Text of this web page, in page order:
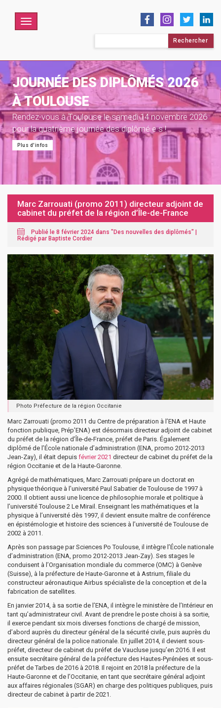
Menu
JOURNÉE DES DIPLÔMÉS 2026
À TOULOUSE
Rendez-vous à Toulouse le samedi 14 novembre 2026
pour la quatrième journée des diplômé·e·s !
Plus d'infos
Marc Zarrouati (promo 2011) directeur adjoint de
cabinet du préfet de la région d’Île-de-France
Publié le 8 février 2024 dans "Des nouvelles des diplômés" |
Rédigé par Baptiste Cordier
Photo Préfecture de la région Occitanie
Marc Zarrouati (promo 2011 du Centre de préparation à l’ENA et Haute
fonction publique, Prép’ENA) est désormais directeur adjoint de cabinet
du préfet de la région d’Île-de-France, préfet de Paris. Également
diplômé de l’École nationale d’administration (ENA, promo 2012-2013
Jean-Zay), il était depuis février 2021 directeur de cabinet du préfet de la
région Occitanie et de la Haute-Garonne.
Agrégé de mathématiques, Marc Zarrouati prépare un doctorat en
physique théorique à l’université Paul Sabatier de Toulouse de 1997 à
2000. Il obtient aussi une licence de philosophie morale et politique à
l’université Toulouse 2 Le Mirail. Enseignant les mathématiques et la
physique à l’université dès 1997, il devient ensuite maître de conférence
en épistémologie et histoire des sciences à l’université de Toulouse de
2002 à 2011.
Après son passage par Sciences Po Toulouse, il intègre l’École nationale
d’administration (ENA, promo 2012-2013 Jean-Zay). Ses stages le
conduisent à l’Organisation mondiale du commerce (OMC) à Genève
(Suisse), à la préfecture de Haute-Garonne et à Astrium, filiale du
constructeur aéronautique Airbus spécialiste de la conception et de la
fabrication de satellites.
En janvier 2014, à sa sortie de l’ENA, il intègre le ministère de l’Intérieur en
tant qu’administrateur civil. Avant de prendre le poste choisi à sa sortie,
il exerce pendant six mois diverses fonctions de chargé de mission,
d’abord auprès du directeur général de la sécurité civile, puis auprès du
directeur général de la police nationale. En juillet 2014, il devient sous-
préfet, directeur de cabinet du préfet de Vaucluse jusqu’en 2016. Il est
ensuite secrétaire général de la préfecture des Hautes-Pyrénées et sous-
préfet de Tarbes de 2016 à 2018. Il rejoint en 2018 la préfecture de la
Haute-Garonne et de l’Occitanie, en tant que secrétaire général adjoint
aux affaires régionales (SGAR) en charge des politiques publiques, puis
directeur de cabinet à partir de 2021.